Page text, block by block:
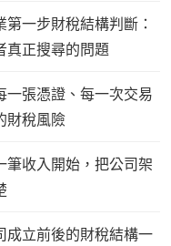
一步財稅結構判斷：
真正搜尋的問題
張憑證、每一次交易
財稅風險
筆收入開始，把公司架
成立前後的財稅結構一